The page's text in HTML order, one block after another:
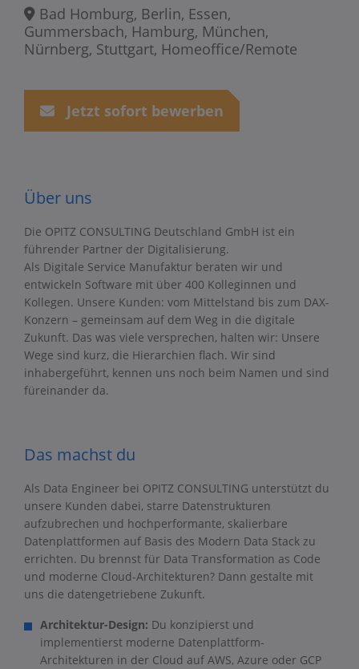
Bad Homburg, Berlin, Essen,
Gummersbach, Hamburg, München,
Nürnberg, Stuttgart, Homeoffice/Remote
Jetzt sofort bewerben
Über uns
Die OPITZ CONSULTING Deutschland GmbH ist ein
führender Partner der Digitalisierung.
Als Digitale Service Manufaktur beraten wir und
entwickeln Software mit über 400 Kolleginnen und
Kollegen. Unsere Kunden: vom Mittelstand bis zum DAX-
Konzern – gemeinsam auf dem Weg in die digitale
Zukunft. Das was viele versprechen, halten wir: Unsere
Wege sind kurz, die Hierarchien flach. Wir sind
inhabergeführt, kennen uns noch beim Namen und sind
füreinander da.
Das machst du
Als Data Engineer bei OPITZ CONSULTING unterstützt du
unsere Kunden dabei, starre Datenstrukturen
aufzubrechen und hochperformante, skalierbare
Datenplattformen auf Basis des Modern Data Stack zu
errichten. Du brennst für Data Transformation as Code
und moderne Cloud-Architekturen? Dann gestalte mit
uns die datengetriebene Zukunft.
Architektur-Design: Du konzipierst und
implementierst moderne Datenplattform-
Architekturen in der Cloud auf AWS, Azure oder GCP